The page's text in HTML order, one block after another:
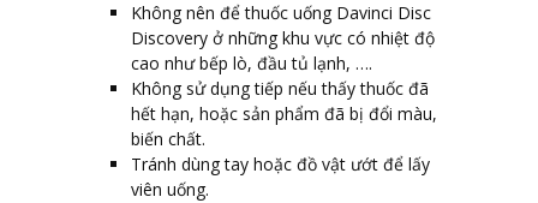
Không nên để thuốc uống Davinci Disc
Discovery ở những khu vực có nhiệt độ
cao như bếp lò, đầu tủ lạnh, ….
Không sử dụng tiếp nếu thấy thuốc đã
hết hạn, hoặc sản phẩm đã bị đổi màu,
biến chất.
Tránh dùng tay hoặc đồ vật ướt để lấy
viên uống.